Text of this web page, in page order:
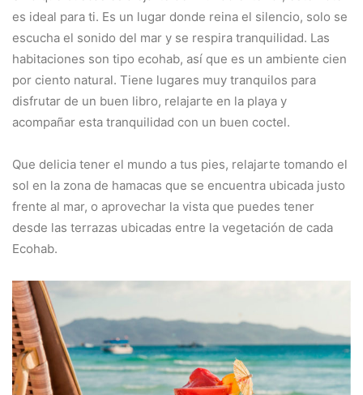
es ideal para ti. Es un lugar donde reina el silencio, solo se
escucha el sonido del mar y se respira tranquilidad. Las
habitaciones son tipo ecohab, así que es un ambiente cien
por ciento natural. Tiene lugares muy tranquilos para
disfrutar de un buen libro, relajarte en la playa y
acompañar esta tranquilidad con un buen coctel.
Que delicia tener el mundo a tus pies, relajarte tomando el
sol en la zona de hamacas que se encuentra ubicada justo
frente al mar, o aprovechar la vista que puedes tener
desde las terrazas ubicadas entre la vegetación de cada
Ecohab.